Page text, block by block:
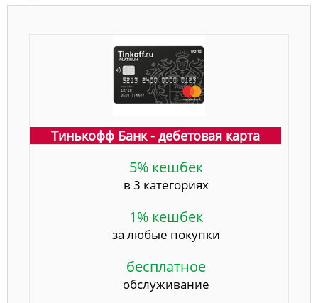
Тинькофф Банк - дебетовая карта
5% кешбек
в 3 категориях
1% кешбек
за любые покупки
бесплатное
обслуживание